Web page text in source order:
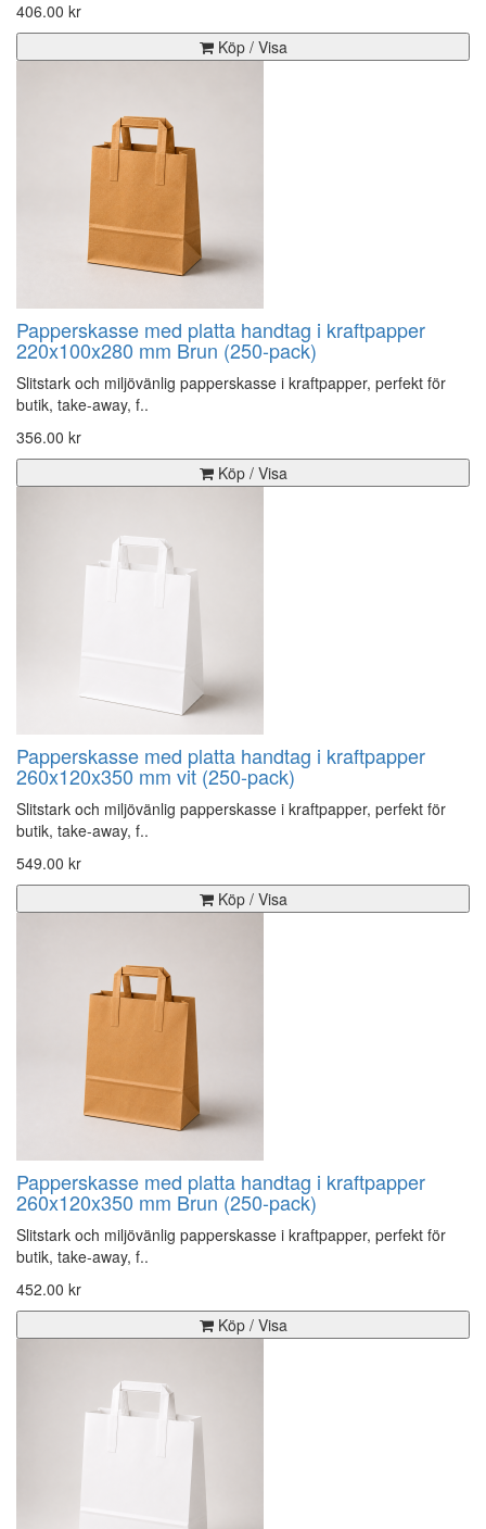
406.00 kr
Köp / Visa
Papperskasse med platta handtag i kraftpapper
220x100x280 mm Brun (250-pack)
Slitstark och miljövänlig papperskasse i kraftpapper, perfekt för
butik, take-away, f..
356.00 kr
Köp / Visa
Papperskasse med platta handtag i kraftpapper
260x120x350 mm vit (250-pack)
Slitstark och miljövänlig papperskasse i kraftpapper, perfekt för
butik, take-away, f..
549.00 kr
Köp / Visa
Papperskasse med platta handtag i kraftpapper
260x120x350 mm Brun (250-pack)
Slitstark och miljövänlig papperskasse i kraftpapper, perfekt för
butik, take-away, f..
452.00 kr
Köp / Visa